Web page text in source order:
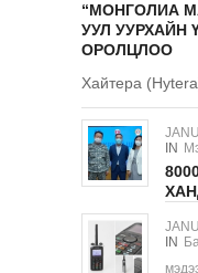
“MОНГОЛИА
УУЛ УУРХАЙН
ОРОЛЦЛОО
Хайтера
IN
IN